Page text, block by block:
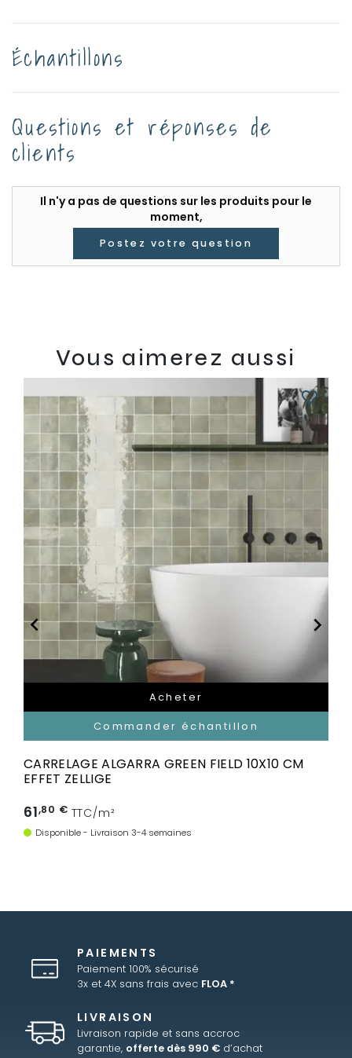
Échantillons
Questions et réponses de
clients
Il n'y a pas de questions sur les produits pour le
moment,
Postez votre question
Vous aimerez aussi

Acheter
Commander échantillon
favorite_border
CARRELAGE ALGARRA GREEN FIELD 10X10 CM
EFFET ZELLIGE
61,80 € TTC/m²
Disponible - Livraison 3-4 semaines

PAIEMENTS
Paiement 100% sécurisé
3x et 4X sans frais avec FLOA *
LIVRAISON
Livraison rapide et sans accroc
garantie, offerte dès 990 € d’achat